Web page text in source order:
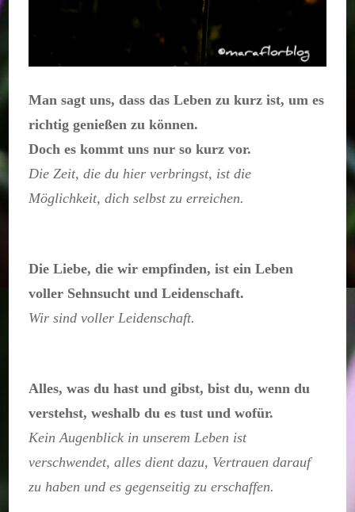
Man sagt uns, dass das Leben zu kurz ist, um es
richtig genießen zu können.
Doch es kommt uns nur so kurz vor.
Die Zeit, die du hier verbringst, ist die
Möglichkeit, dich selbst zu erreichen.
Die Liebe, die wir empfinden, ist ein Leben
voller Sehnsucht und Leidenschaft.
Wir sind voller Leidenschaft.
Alles, was du hast und gibst, bist du, wenn du
verstehst, weshalb du es tust und wofür.
Kein Augenblick in unserem Leben ist
verschwendet, alles dient dazu, Vertrauen darauf
zu haben und es gegenseitig zu erschaffen.